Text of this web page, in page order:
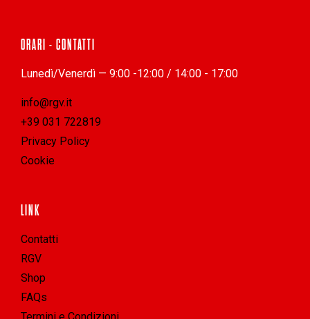
ORARI - CONTATTI
Lunedì/Venerdì — 9:00 -12:00 / 14:00 - 17:00
info@rgv.it
+39 031 722819
Privacy Policy
Cookie
LINK
Contatti
RGV
Shop
FAQs